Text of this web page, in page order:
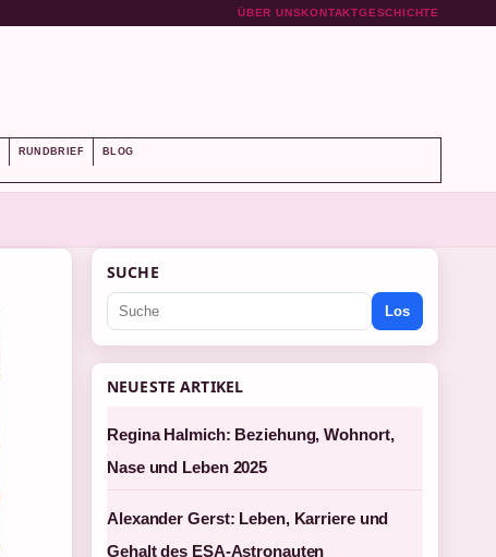
ÜBER UNSKONTAKTGESCHICHTE
RUNDBRIEF BLOG
SUCHE
Los
NEUESTE ARTIKEL
Regina Halmich: Beziehung, Wohnort,
Nase und Leben 2025
Alexander Gerst: Leben, Karriere und
Gehalt des ESA-Astronauten